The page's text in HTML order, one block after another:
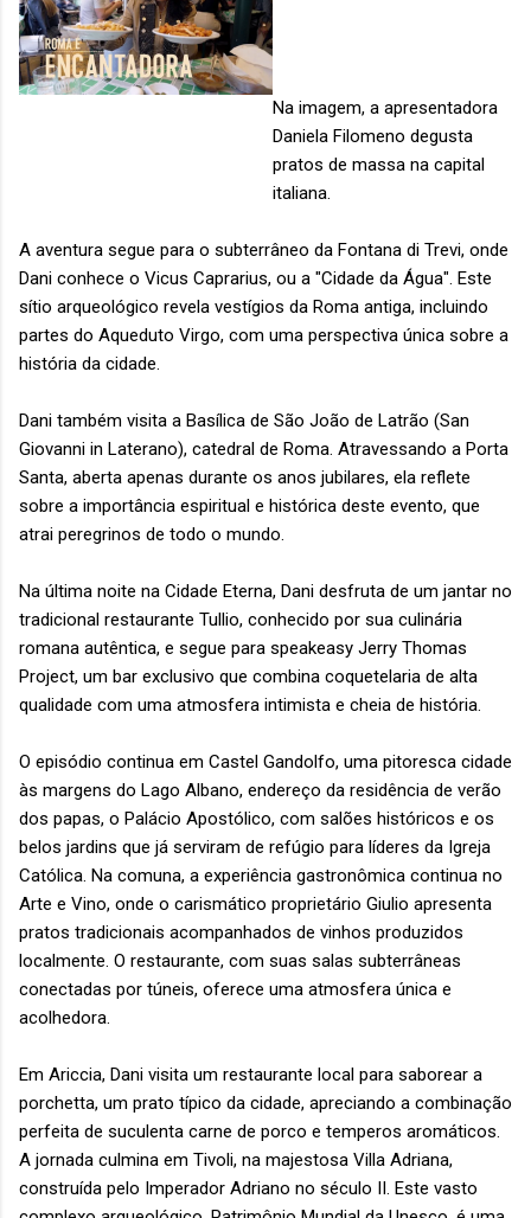
Na imagem, a apresentadora
Daniela Filomeno degusta
pratos de massa na capital
italiana.
A aventura segue para o subterrâneo da Fontana di Trevi, onde
Dani conhece o Vicus Caprarius, ou a "Cidade da Água". Este
sítio arqueológico revela vestígios da Roma antiga, incluindo
partes do Aqueduto Virgo, com uma perspectiva única sobre a
história da cidade.
Dani também visita a Basílica de São João de Latrão (San
Giovanni in Laterano), catedral de Roma. Atravessando a Porta
Santa, aberta apenas durante os anos jubilares, ela reflete
sobre a importância espiritual e histórica deste evento, que
atrai peregrinos de todo o mundo.
Na última noite na Cidade Eterna, Dani desfruta de um jantar no
tradicional restaurante Tullio, conhecido por sua culinária
romana autêntica, e segue para speakeasy Jerry Thomas
Project, um bar exclusivo que combina coquetelaria de alta
qualidade com uma atmosfera intimista e cheia de história.
O episódio continua em Castel Gandolfo, uma pitoresca cidade
às margens do Lago Albano, endereço da residência de verão
dos papas, o Palácio Apostólico, com salões históricos e os
belos jardins que já serviram de refúgio para líderes da Igreja
Católica. Na comuna, a experiência gastronômica continua no
Arte e Vino, onde o carismático proprietário Giulio apresenta
pratos tradicionais acompanhados de vinhos produzidos
localmente. O restaurante, com suas salas subterrâneas
conectadas por túneis, oferece uma atmosfera única e
acolhedora.
Em Ariccia, Dani visita um restaurante local para saborear a
porchetta, um prato típico da cidade, apreciando a combinação
perfeita de suculenta carne de porco e temperos aromáticos.
A jornada culmina em Tivoli, na majestosa Villa Adriana,
construída pelo Imperador Adriano no século II. Este vasto